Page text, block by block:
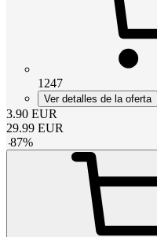
1247
Ver detalles de la oferta
3.90 EUR
29.99 EUR
-87%